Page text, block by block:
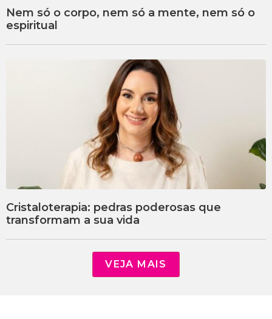
Nem só o corpo, nem só a mente, nem só o
espiritual
Cristaloterapia: pedras poderosas que
transformam a sua vida
VEJA MAIS